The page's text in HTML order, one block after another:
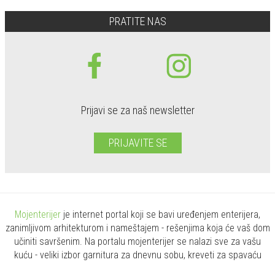
PRATITE NAS
Prijavi se za naš newsletter
PRIJAVITE SE
Mojenterijer je internet portal koji se bavi uređenjem enterijera,
zanimljivom arhitekturom i nameštajem - rešenjima koja će vaš dom
učiniti savršenim. Na portalu mojenterijer se nalazi sve za vašu
kuću - veliki izbor garnitura za dnevnu sobu, kreveti za spavaću